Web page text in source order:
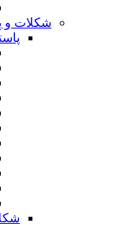
شکلات و